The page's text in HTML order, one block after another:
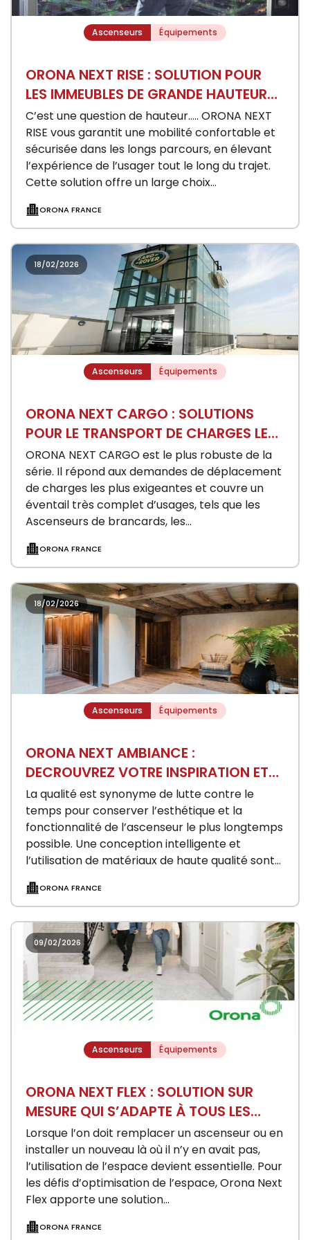
Ascenseurs Équipements
ORONA NEXT RISE : SOLUTION POUR
LES IMMEUBLES DE GRANDE HAUTEUR
(IGH)
C’est une question de hauteur….. ORONA NEXT
RISE vous garantit une mobilité confortable et
sécurisée dans les longs parcours, en élevant
l’expérience de l’usager tout le long du trajet.
Cette solution offre un large choix…
ORONA FRANCE
18/02/2026
Ascenseurs Équipements
ORONA NEXT CARGO : SOLUTIONS
POUR LE TRANSPORT DE CHARGES LE
PLUS EXIGEANT
ORONA NEXT CARGO est le plus robuste de la
série. Il répond aux demandes de déplacement
de charges les plus exigeantes et couvre un
éventail très complet d’usages, tels que les
Ascenseurs de brancards, les…
ORONA FRANCE
18/02/2026
Ascenseurs Équipements
ORONA NEXT AMBIANCE :
DECROUVREZ VOTRE INSPIRATION ET
CREEZ VOTRE PROPRE ESPACE
La qualité est synonyme de lutte contre le
temps pour conserver l’esthétique et la
fonctionnalité de l’ascenseur le plus longtemps
possible. Une conception intelligente et
l’utilisation de matériaux de haute qualité sont
ORONA FRANCE
09/02/2026
Ascenseurs Équipements
ORONA NEXT FLEX : SOLUTION SUR
MESURE QUI S’ADAPTE À TOUS LES
ESPACES RÉDUITS
Lorsque l’on doit remplacer un ascenseur ou en
installer un nouveau là où il n’y en avait pas,
l’utilisation de l’espace devient essentielle. Pour
les défis d’optimisation de l’espace, Orona Next
Flex apporte une solution…
ORONA FRANCE